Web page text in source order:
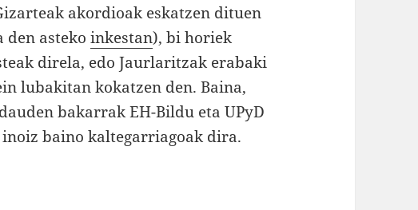
akordioak eskatzen dituen
den astekoinkestan), bi horiek
direla, edo Jaurlaritzak erabaki
lubakitan kokatzen den. Baina,
bakarrak EH-Bildu eta UPyD
baino kaltegarriagoak dira.